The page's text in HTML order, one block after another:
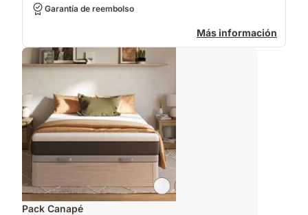
Garantía de reembolso
Más información
Pack Canapé